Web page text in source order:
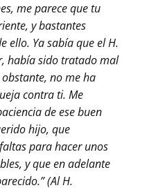
me parece que tu
y bastantes
ello. Ya sabía que el H.
había sido tratado mal
no me ha
contra ti. Me
de ese buen
hijo, que
para hacer unos
y que en adelante
(Al H.